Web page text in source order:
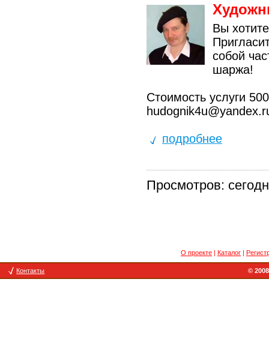
Вы
собой
шаржа!
Стоимость услуги
подробнее
Просмотров:
О проекте Каталог
Контакты ©